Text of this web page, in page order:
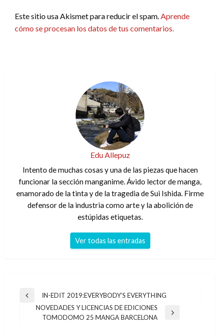
Este sitio usa Akismet para reducir el spam.Aprende
cómo se procesan los datos de tus comentarios.
Edu Allepuz
Intento de muchas cosas y una de las piezas que hacen
funcionar la sección manganime. Ávido lector de manga,
enamorado de la tinta y de la tragedia de Sui Ishida. Firme
defensor de la industria como arte y la abolición de
estúpidas etiquetas.
Ver todas las entradas
Navegación
entradas
Entrada
anterior
IN-EDIT 2019:EVERYBODY’S EVERYTHING
Entrada
NOVEDADES Y LICENCIAS DE EDICIONES
TOMODOMO 25 MANGA BARCELONA